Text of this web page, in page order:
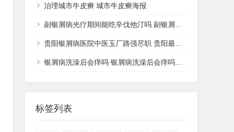
治理城市牛皮癣 城市牛皮癣海报
副银屑病光疗期间能吃辛伐他汀吗 副银屑病可以擦激素药膏吗
贵阳银屑病医院中医玉厂路强尽职 贵阳最好的银屑病中医院
银屑病洗澡后会痒吗 银屑病洗澡后会痒吗怎么治疗
标签列表